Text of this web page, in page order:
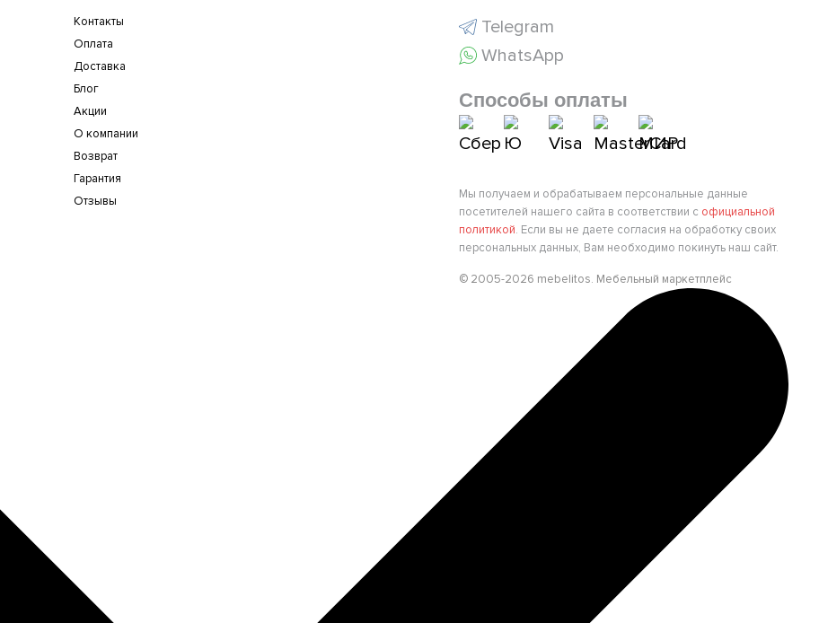
Контакты
Оплата
Доставка
Блог
Акции
О компании
Возврат
Гарантия
Отзывы
Telegram
WhatsApp
Способы оплаты
Мы получаем и обрабатываем персональные данные
посетителей нашего сайта в соответствии с официальной
политикой. Если вы не даете согласия на обработку своих
персональных данных, Вам необходимо покинуть наш сайт.
© 2005-2026 mebelitos. Мебельный маркетплейс